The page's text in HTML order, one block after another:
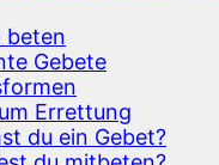
beten
Gebete
Errettung
du ein Gebet?